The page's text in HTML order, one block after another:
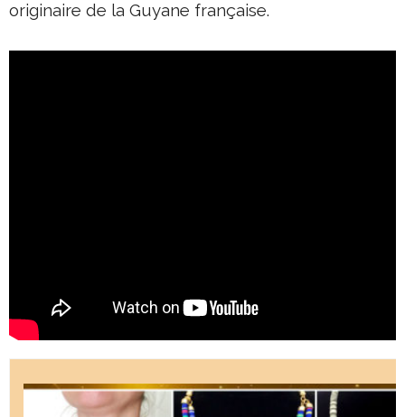
originaire de la Guyane française.